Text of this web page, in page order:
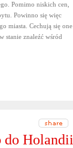
Pomimo niskich cen,
Powinno się więc
miasta. Cechują się one
stanie znaleźć wśród
do Holandii